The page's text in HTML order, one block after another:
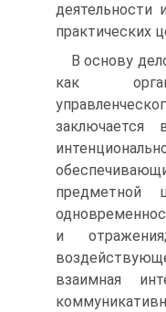
деятельности
практических
В основу
как
заключается
предметной
и
взаимная